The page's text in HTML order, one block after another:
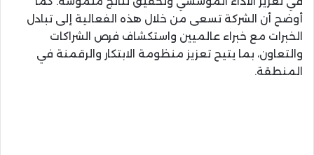
أوضح أن الشركة تسعى من خلال هذه الفعالية إلى تبادل
الخبرات مع خبراء عالميين واستكشاف فرص الشراكات
والتعاون، بما يتيح تعزيز منظومة الابتكار والرقمنة في
المنطقة.